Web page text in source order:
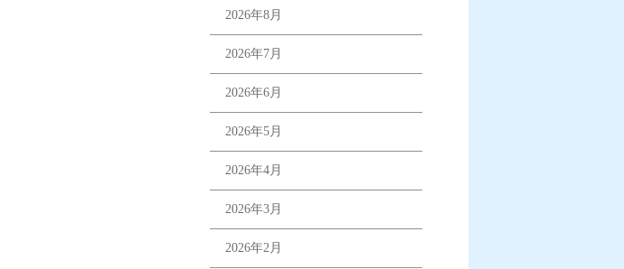
2026年8月
2026年7月
2026年6月
2026年5月
2026年4月
2026年3月
2026年2月